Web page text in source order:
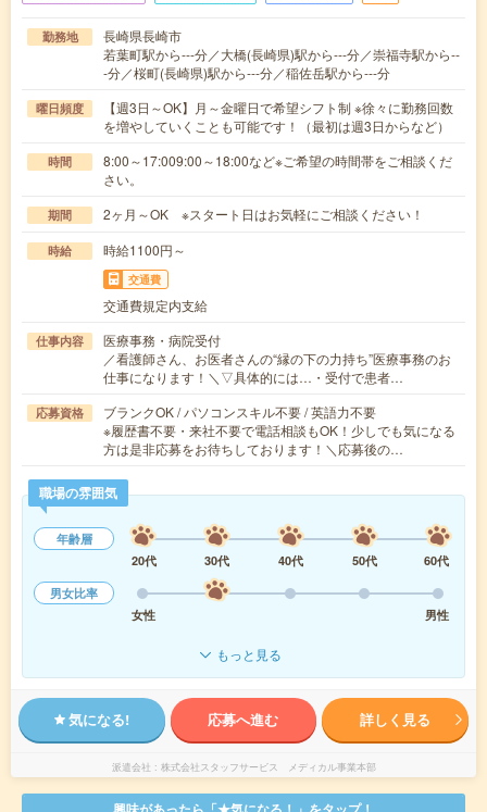
勤務地
長崎県長崎市
若葉町駅から---分／大橋(長崎県)駅から---分／崇福寺駅から--
-分／桜町(長崎県)駅から---分／稲佐岳駅から---分
曜日頻度
【週3日～OK】月～金曜日で希望シフト制 ※徐々に勤務回数
を増やしていくことも可能です！（最初は週3日からなど）
時間
8:00～17:009:00～18:00など※ご希望の時間帯をご相談くだ
さい。
期間 2ヶ月～OK ※スタート日はお気軽にご相談ください！
時給 時給1100円～
交通費
交通費規定内支給
仕事内容
医療事務・病院受付
／看護師さん、お医者さんの“縁の下の力持ち”医療事務のお
仕事になります！＼▽具体的には…・受付で患者…
応募資格
ブランクOK / パソコンスキル不要 / 英語力不要
※履歴書不要・来社不要で電話相談もOK！少しでも気になる
方は是非応募をお待ちしております！＼応募後の…
職場の雰囲気
年齢層
20代
30代 40代 50代
60代
男女比率
女性
男性
もっと見る
気になる! 応募へ進む 詳しく見る
派遣会社 株式会社スタッフサービス メディカル事業本部